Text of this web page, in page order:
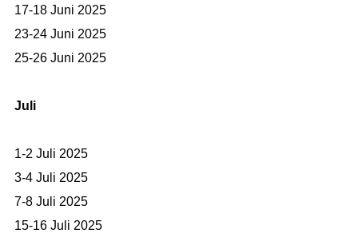
17-18 Juni 2025
23-24 Juni 2025
25-26 Juni 2025
Juli
1-2 Juli 2025
3-4 Juli 2025
7-8 Juli 2025
15-16 Juli 2025